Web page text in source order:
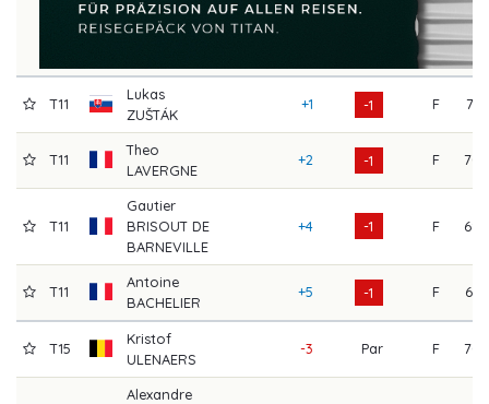
T11
Lukas
ZUŠTÁK
+1 -1 F 71
T11
Theo
LAVERGNE
+2 -1 F 70
T11
Gautier
BRISOUT DE
BARNEVILLE
+4 -1 F 68
T11
Antoine
BACHELIER
+5 -1 F 64
T15
Kristof
ULENAERS
-3 Par F 70
Alexandre